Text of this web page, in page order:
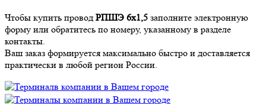
Чтобы купить провод РПШЭ 6х1,5 заполните электронную
форму или обратитесь по номеру, указанному в разделе
контакты.
Ваш заказ формируется максимально быстро и доставляется
практически в любой регион России.